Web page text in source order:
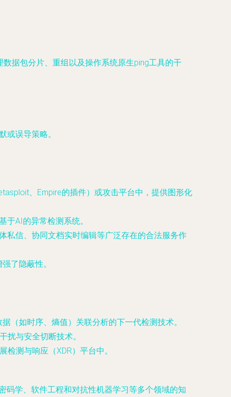
据包分片、重组以及操作系统原生ping工具的干
或误导策略。
、Empire的插件）或攻击平台中，提供图形化
于AI的异常检测系统。
私信、协同文档实时编辑等广泛存在的合法服务作
了隐蔽性。
（如时序、熵值）关联分析的下一代检测技术。
扰与安全切断技术。
检测与响应（XDR）平台中。
码学、软件工程和对抗性机器学习等多个领域的知